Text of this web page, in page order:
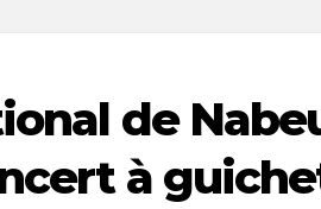
de
à